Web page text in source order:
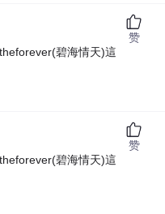
碧海情天)這
赞
碧海情天)這
赞